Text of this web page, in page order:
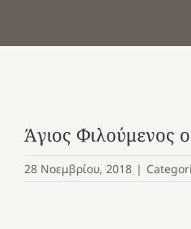
Άγιος Φιλούμενος
28 Νοεμβρίου, 2018 |